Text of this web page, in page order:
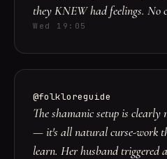
they KNEW had feelings. No
Wed 19:05
@folkloreguide
The shamanic setup is clearly
— it's all natural curse-work
learn. Her husband triggered